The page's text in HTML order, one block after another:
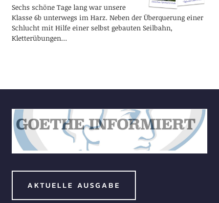
Sechs schöne Tage lang war unsere
Klasse 6b unterwegs im Harz. Neben der Überquerung einer
Schlucht mit Hilfe einer selbst gebauten Seilbahn,
Kletterübungen…
AKTUELLE AUSGABE